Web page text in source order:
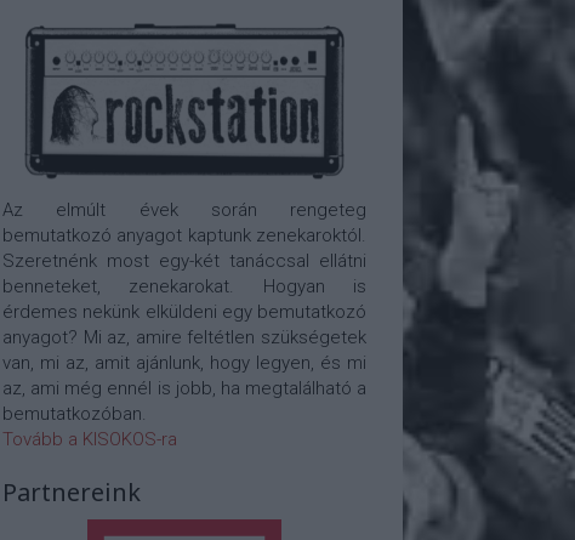
Az elmúlt évek során rengeteg
bemutatkozó anyagot kaptunk zenekaroktól.
Szeretnénk most egy-két tanáccsal ellátni
benneteket, zenekarokat. Hogyan is
érdemes nekünk elküldeni egy bemutatkozó
anyagot? Mi az, amire feltétlen szükségetek
van, mi az, amit ajánlunk, hogy legyen, és mi
az, ami még ennél is jobb, ha megtalálható a
bemutatkozóban.
Tovább a KISOKOS-ra
Partnereink